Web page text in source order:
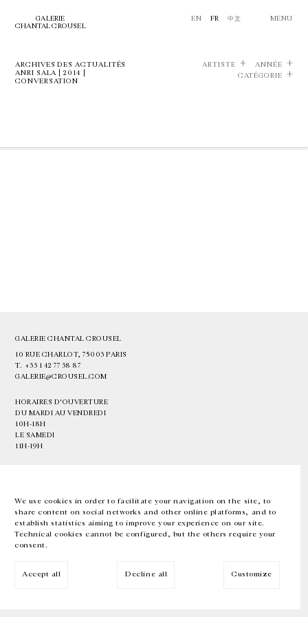
We use cookies in order to facilitate your navigation on the site, to
share content on social networks and other online platforms, and to
establish statistics aiming to improve your experience on our site.
Technical cookies cannot be configured, but the others require your
consent.
Accept all Decline all Customize
GALERIE
CHANTAL CROUSEL
EN FR 中文 MENU
ARCHIVES DES ACTUALITÉS
ANRI SALA | 2014 |
CONVERSATION
ARTISTE
ANNÉE
CATÉGORIE
GALERIE CHANTAL CROUSEL
10 RUE CHARLOT, 75003 PARIS
T. +33 1 42 77 38 87
GALERIE@CROUSEL.COM
HORAIRES D'OUVERTURE
DU MARDI AU VENDREDI
10H-18H
LE SAMEDI
11H-19H
EN FR 中文 Facebook Instagram
Inscrivez-vous à notre newsletter